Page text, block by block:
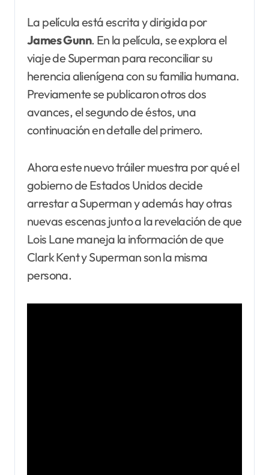
La película está escrita y dirigida por
James Gunn. En la película, se explora el
viaje de Superman para reconciliar su
herencia alienígena con su familia humana.
Previamente se publicaron otros dos
avances, el segundo de éstos, una
continuación en detalle del primero.
Ahora este nuevo tráiler muestra por qué el
gobierno de Estados Unidos decide
arrestar a Superman y además hay otras
nuevas escenas junto a la revelación de que
Lois Lane maneja la información de que
Clark Kent y Superman son la misma
persona.